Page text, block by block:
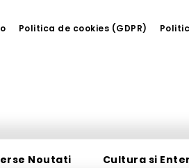
Politica de cookies (GDPR)
Noutati Cultura si